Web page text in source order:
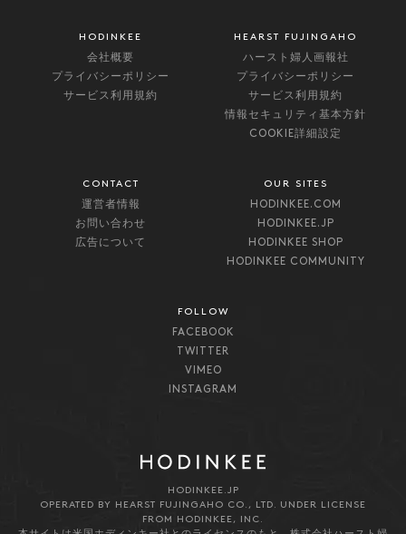
HODINKEE
会社概要
プライバシーポリシー
サービス利用規約
HEARST FUJINGAHO
ハースト婦人画報社
プライバシーポリシー
サービス利用規約
情報セキュリティ基本方針
COOKIE詳細設定
CONTACT
運営者情報
お問い合わせ
広告について
OUR SITES
HODINKEE.COM
HODINKEE.JP
HODINKEE SHOP
HODINKEE COMMUNITY
FOLLOW
FACEBOOK
TWITTER
VIMEO
INSTAGRAM
HODINKEE.JP
OPERATED BY HEARST FUJINGAHO CO., LTD. UNDER LICENSE
FROM HODINKEE, INC.